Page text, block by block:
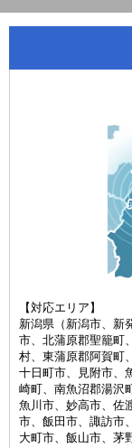
【対応エリア】
新潟県（新潟市、新
市、北蒲原郡聖籠町
村、東蒲原郡阿賀町
十日町市、見附市、
崎町、南魚沼郡湯沢
魚川市、妙高市、佐
市、飯田市、諏訪市
大町市、飯山市、茅